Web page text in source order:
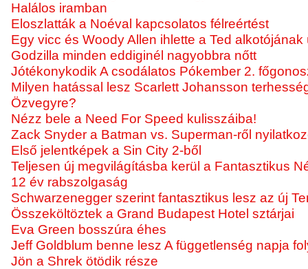
Halálos iramban
Eloszlatták a Noéval kapcsolatos félreértést
Egy vicc és Woody Allen ihlette a Ted alkotójának
Godzilla minden eddiginél nagyobbra nőtt
Jótékonykodik A csodálatos Pókember 2.
Milyen hatással lesz Scarlett Johansson
Özvegyre?
Nézz bele a Need For Speed kulisszáiba!
Zack Snyder a Batman vs. Superman-ről
Első jelentképek a Sin City 2-ből
Teljesen új megvilágításba kerül a Fantasztikus
12 év rabszolgaság
Schwarzenegger szerint fantasztikus lesz az új
Összeköltöztek a Grand Budapest Hotel sztárjai
Eva Green bosszúra éhes
Jeff Goldblum benne lesz A függetlenség napja
Jön a Shrek ötödik része